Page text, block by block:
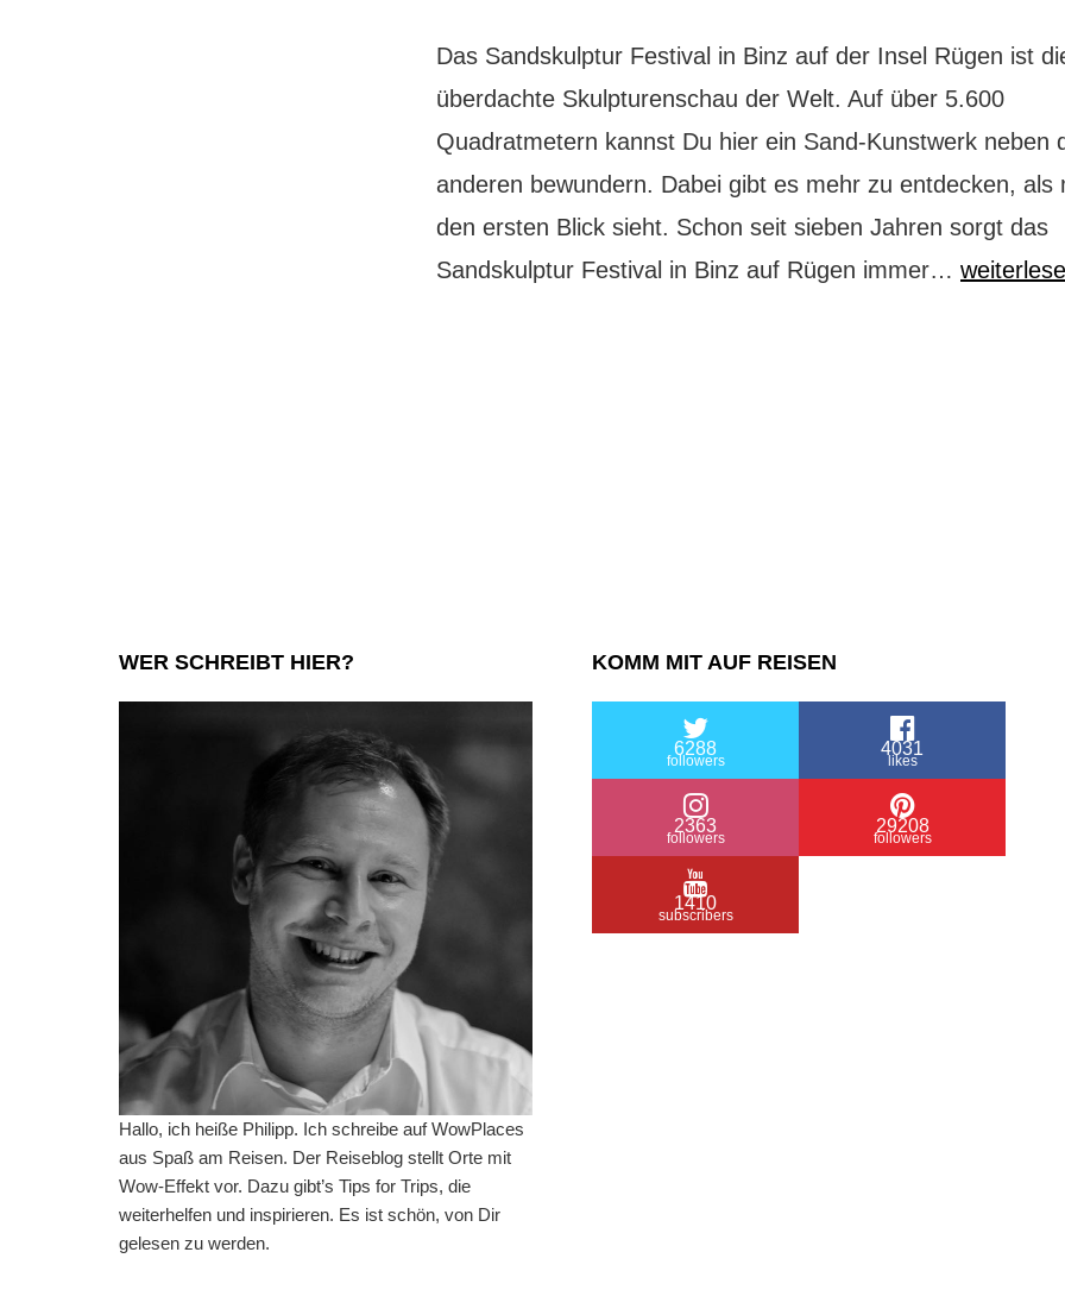
Das Sandskulptur Festival in Binz auf der Insel Rügen ist
überdachte Skulpturenschau der Welt. Auf über 5.600
Quadratmetern kannst Du hier ein Sand-Kunstwerk neben
anderen bewundern. Dabei gibt es mehr zu entdecken, als
den ersten Blick sieht. Schon seit sieben Jahren sorgt das
Sandskulptur Festival in Binz auf Rügen immer…
WER SCHREIBT HIER?
Hallo, ich heiße Philipp. Ich schreibe auf WowPlaces
aus Spaß am Reisen. Der Reiseblog stellt Orte mit
Wow-Effekt vor. Dazu gibt’s Tips for Trips, die
weiterhelfen und inspirieren. Es ist schön, von Dir
gelesen zu werden.
KOMM MIT AUF REISEN
6288
followers
4031
likes
2363
followers
29208
followers
1410
subscribers